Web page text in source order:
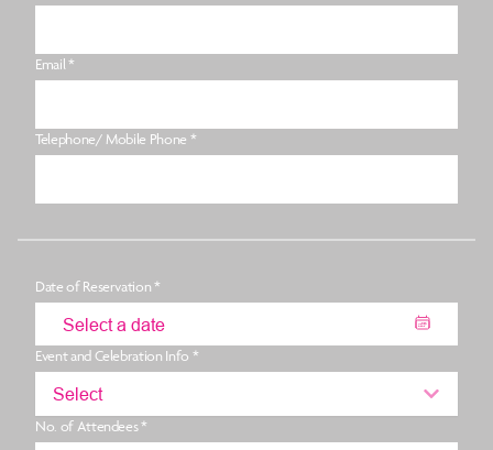
Email *
Telephone/ Mobile Phone *
Date of Reservation *
Event and Celebration Info *
Select
No. of Attendees *